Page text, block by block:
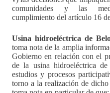
comunidades y las
cumplimiento del artículo 16
Usina hidroeléctrica de
toma nota de la amplia
Gobierno en relación con el
de la usina hidroeléctrica
estudios y procesos
torno a la realización de